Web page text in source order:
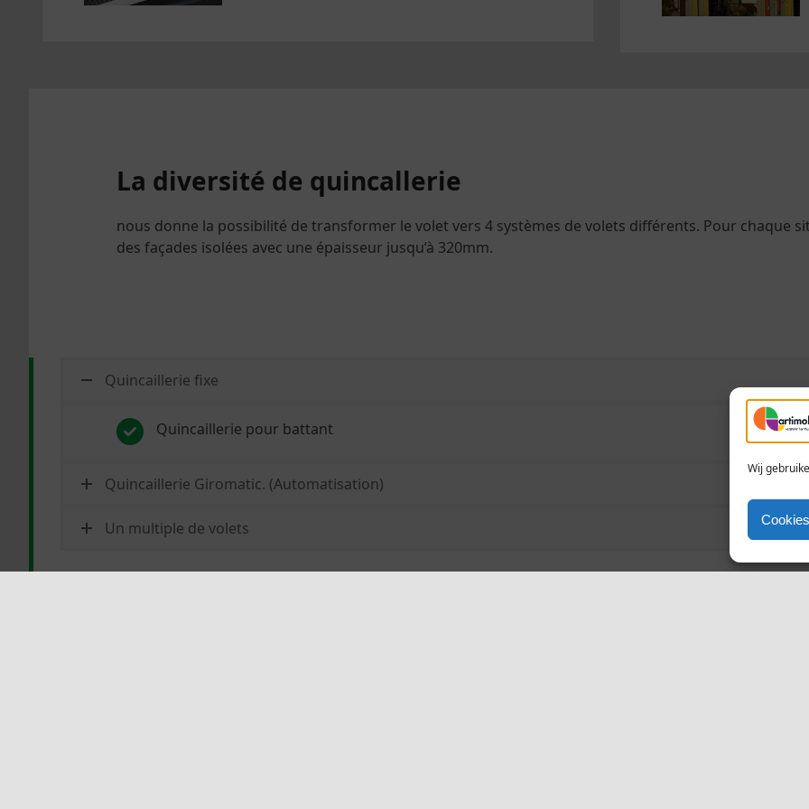
Wij
La diversité de quincallerie
nous donne la possibilité de transformer le volet vers 4 systèmes de volets différents. Pour chaque
des façades isolées avec une épaisseur jusqu’à 320mm.
Quincaillerie fixe
Quincaillerie pour battant
Quincaillerie Giromatic. (Automatisation)
Un multiple de volets